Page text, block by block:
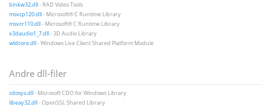
binkw32.dll- RAD Video Tools
msvcp120.dll- Microsoft® C Runtime Library
msvcr110.dll- Microsoft® C Runtime Library
x3daudio1_7.dll- 3D Audio Library
wldcore.dll- Windows Live Client Shared Platform Module
Andre dll-filer
cdosys.dll- Microsoft CDO for Windows Library
libeay32.dll- OpenSSL Shared Library